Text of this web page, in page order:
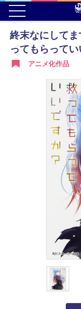
終末なにして
ってもらって
アニメ化作品